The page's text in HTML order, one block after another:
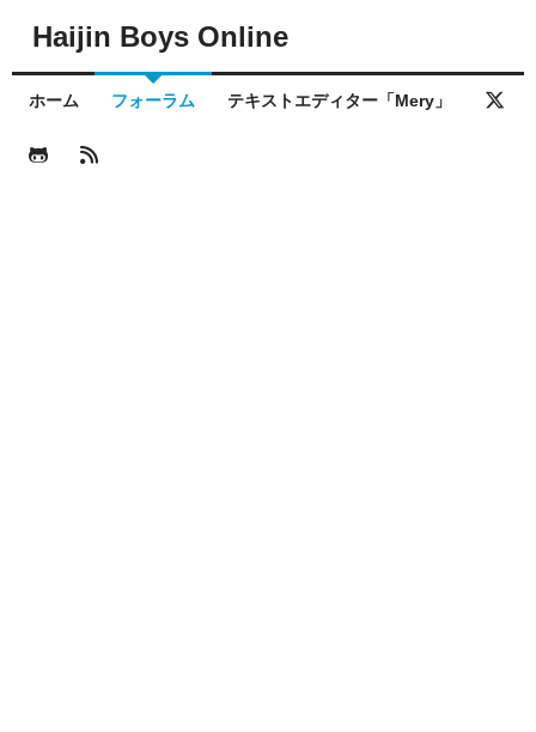
Haijin Boys Online
ホーム フォーラム テキストエディター「Mery」